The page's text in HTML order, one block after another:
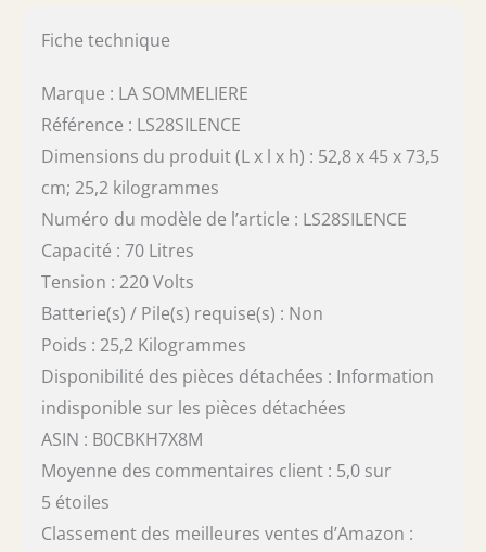
Fiche technique
Marque : LA SOMMELIERE
Référence : LS28SILENCE
Dimensions du produit (L x l x h) : 52,8 x 45 x 73,5
cm; 25,2 kilogrammes
Numéro du modèle de l’article : LS28SILENCE
Capacité : 70 Litres
Tension : 220 Volts
Batterie(s) / Pile(s) requise(s) : Non
Poids : 25,2 Kilogrammes
Disponibilité des pièces détachées : Information
indisponible sur les pièces détachées
ASIN : B0CBKH7X8M
Moyenne des commentaires client : 5,0 sur
5 étoiles
Classement des meilleures ventes d’Amazon :